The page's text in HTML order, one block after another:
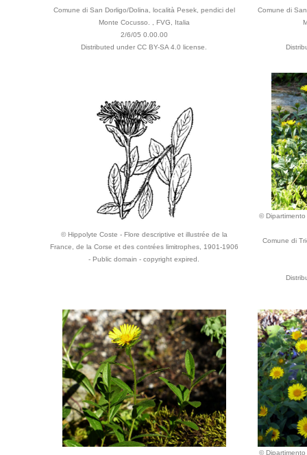
Comune di San Dorligo/Dolina, località Pesek, pendici del
Monte Cocusso. , FVG, Italia
2/6/05 0.00.00
Distributed under CC BY-SA 4.0 license.
Comune di
© Hippolyte Coste - Flore descriptive et illustrée de la
France, de la Corse et des contrées limitrophes, 1901-1906
- Public domain - copyright expired.
©
Comune di
©